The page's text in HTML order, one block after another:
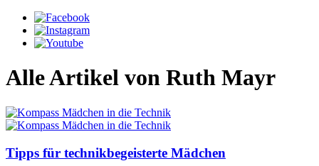
Alle Artikel von Ruth Mayr
Tipps für technikbegeisterte Mädchen